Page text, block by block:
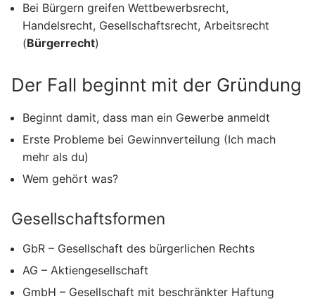
Bei Bürgern greifen Wettbewerbsrecht,
Handelsrecht, Gesellschaftsrecht, Arbeitsrecht
(Bürgerrecht)
Der Fall beginnt mit der Gründung
Beginnt damit, dass man ein Gewerbe anmeldt
Erste Probleme bei Gewinnverteilung (Ich mach
mehr als du)
Wem gehört was?
Gesellschaftsformen
GbR – Gesellschaft des bürgerlichen Rechts
AG – Aktiengesellschaft
GmbH – Gesellschaft mit beschränkter Haftung